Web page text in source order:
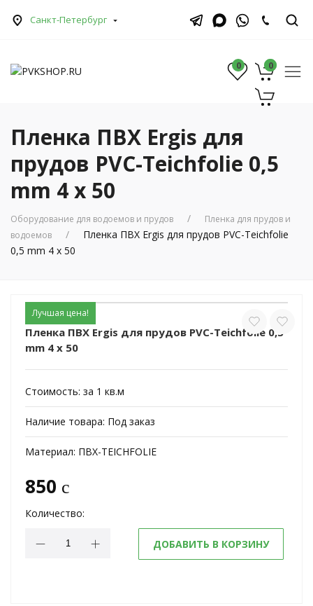
Санкт-Петербург
0 0
0
Пленка ПВХ Ergis для
прудов PVC-Teichfolie 0,5
mm 4 x 50
Оборудование для водоемов и прудов
Пленка для прудов и
водоемов
Пленка ПВХ Ergis для прудов PVC-Teichfolie
0,5 mm 4 x 50
Лучшая цена!
Пленка ПВХ Ergis для прудов PVC-Teichfolie 0,5
mm 4 x 50
Стоимость: за 1 кв.м
Наличие товара: Под заказ
Материал: ПВХ-TEICHFOLIE
850 c
Количество:
ДОБАВИТЬ В КОРЗИНУ